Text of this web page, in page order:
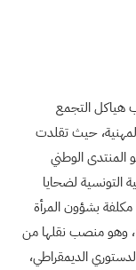
هياكل التجمع
حيث تقلدت
المنتدى الوطني
التونسية لضحايا
مكلفة بشؤون المرأة
صلب الإدارة المركزية للحزب في 10 من يناير 2009، وهو منصب نقلها من
الديمقراطي،